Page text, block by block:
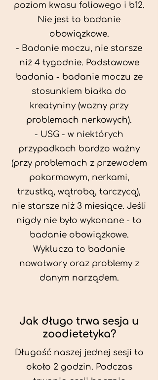
poziom kwasu foliowego i b12.
Nie jest to badanie
obowiązkowe.
- Badanie moczu, nie starsze
niż 4 tygodnie. Podstawowe
badania - badanie moczu ze
stosunkiem białka do
kreatyniny (wazny przy
problemach nerkowych).
- USG - w niektórych
przypadkach bardzo ważny
(przy problemach z przewodem
pokarmowym, nerkami,
trzustką, wątrobą, tarczycą),
nie starsze niż 3 miesiące. Jeśli
nigdy nie było wykonane - to
badanie obowiązkowe.
Wyklucza to badanie
nowotwory oraz problemy z
danym narządem.
Jak długo trwa sesja u
zoodietetyka?
Długość naszej jednej sesji to
około 2 godzin. Podczas